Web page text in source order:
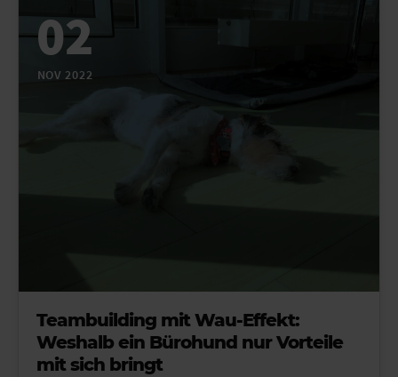
02
NOV 2022
Teambuilding mit Wau-Effekt:
Weshalb ein Bürohund nur Vorteile
mit sich bringt